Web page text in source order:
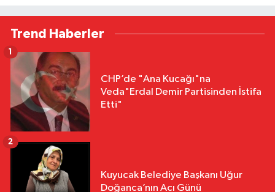
Trend Haberler
CHP’de "Ana Kucağı"na
Veda"Erdal Demir Partisinden İstifa
Etti"
1
Kuyucak Belediye Başkanı Uğur
Doğanca’nın Acı Günü
2